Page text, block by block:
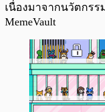
เนื่องมาจากนวัตกร
MemeVault